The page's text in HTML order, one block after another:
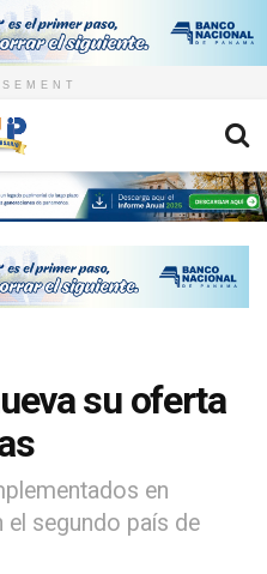
su oferta
en
el segundo país de